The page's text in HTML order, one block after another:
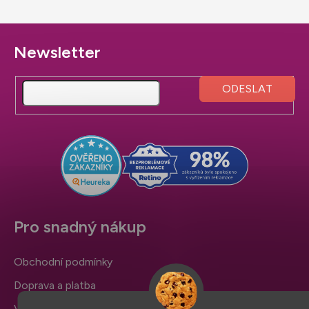
Z
á
a
Pro snadný nákup
Obchodní podmínky
Doprava a platba